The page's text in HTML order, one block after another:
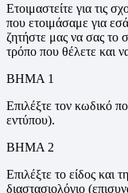
Ετοιμαστείτε για τις
που ετοιμάσαμε για
ζητήστε μας να σας το
τρόπο που θέλετε και
ΒΗΜΑ 1
Επιλέξτε τον κωδικό
εντύπου).
ΒΗΜΑ 2
Επιλέξτε το είδος και
διαστασιολόγιο